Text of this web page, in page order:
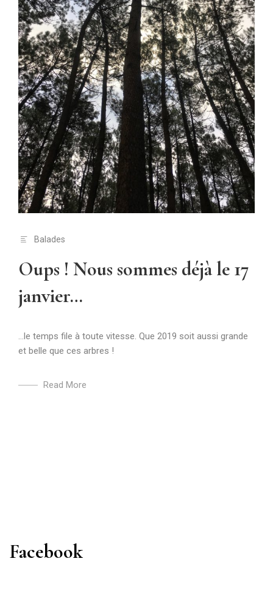
Balades
Oups ! Nous sommes déjà le 17
janvier…
…le temps file à toute vitesse. Que 2019 soit aussi grande
et belle que ces arbres !
Read More
Facebook